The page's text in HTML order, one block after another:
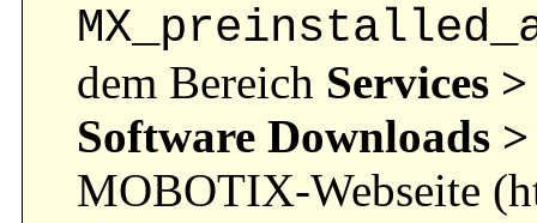
dem Bereich Services
Software Downloads
MOBOTIX-Webseite